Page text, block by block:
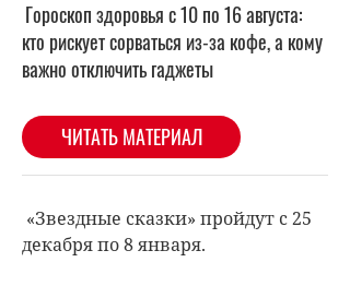
«Звездные сказки» пройдут с 25
декабря по 8 января.